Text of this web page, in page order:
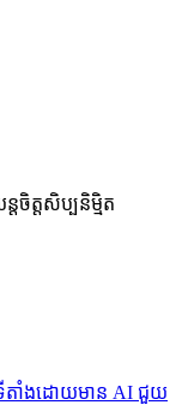
ត្តសិប្បនិម្មិត
តាំងដោយមាន AI ជួយ